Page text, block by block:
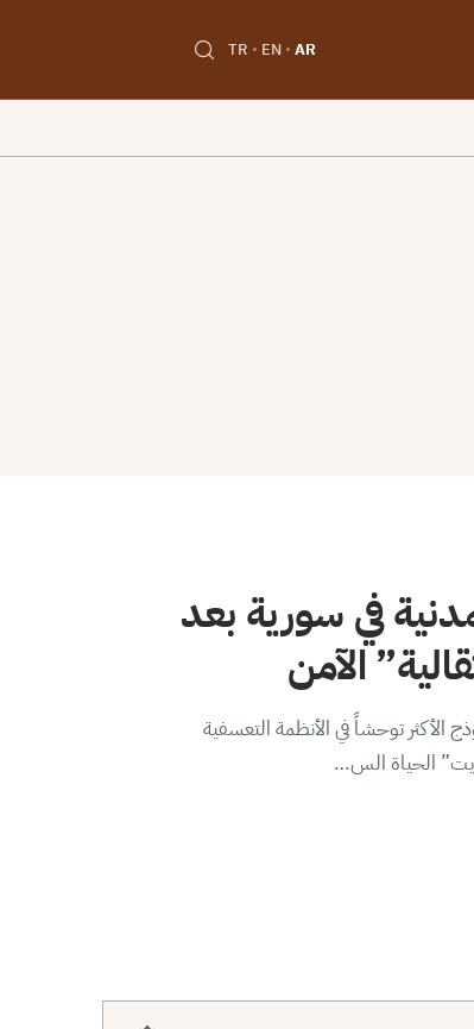
AR
EN
TR
في سورية بعد
الآمن
الأكثر توحشاً في الأنظمة التعسفية
الحياة الس…